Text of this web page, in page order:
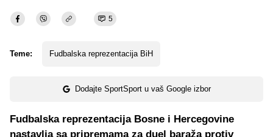
5
Teme: Fudbalska reprezentacija BiH
Dodajte SportSport u vaš Google izbor
Fudbalska reprezentacija Bosne i Hercegovine
nastavlja sa pripremama za duel baraža protiv